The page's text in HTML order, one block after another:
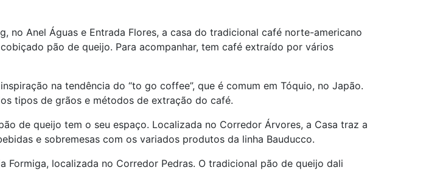
no Anel Águas e Entrada Flores, a casa do tradicional café norte-americano
pão de queijo. Para acompanhar, tem café extraído por vários
na tendência do “to go coffee”, que é comum em Tóquio, no Japão.
tipos de grãos e métodos de extração do café.
de queijo tem o seu espaço. Localizada no Corredor Árvores, a Casa traz a
e sobremesas com os variados produtos da linha Bauducco.
Formiga, localizada no Corredor Pedras. O tradicional pão de queijo dali